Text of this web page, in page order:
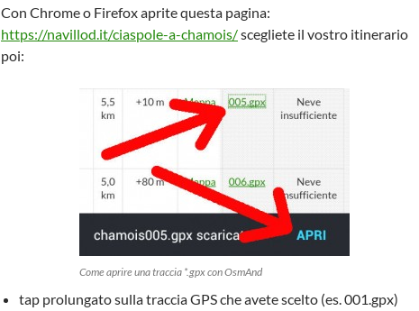
Con Chrome o Firefox aprite questa pagina:
https://navillod.it/ciaspole-a-chamois/scegliete il vostro itinerario
poi:
Come aprire una traccia *.gpx con OsmAnd
tap prolungato sulla traccia GPS che avete scelto (es. 001.gpx)